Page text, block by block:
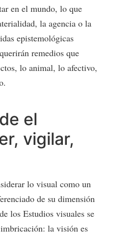
en el mundo, lo que
la agencia o la
epistemológicas
remedios que
lo animal, lo afectivo,
el
vigilar,
lo visual como un
de su dimensión
los Estudios visuales se
la visión es